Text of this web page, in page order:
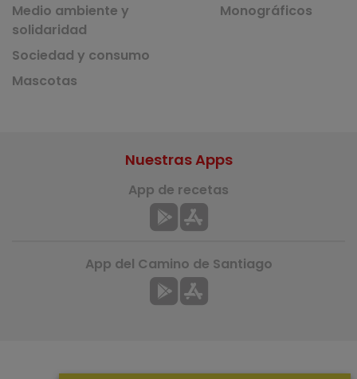
Medio ambiente y
solidaridad
Sociedad y consumo
Mascotas
Monográficos
Nuestras Apps
App de recetas
App del Camino de Santiago